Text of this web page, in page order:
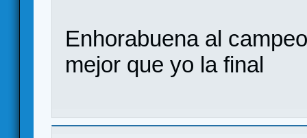
Enhorabuena al
mejor que yo la final